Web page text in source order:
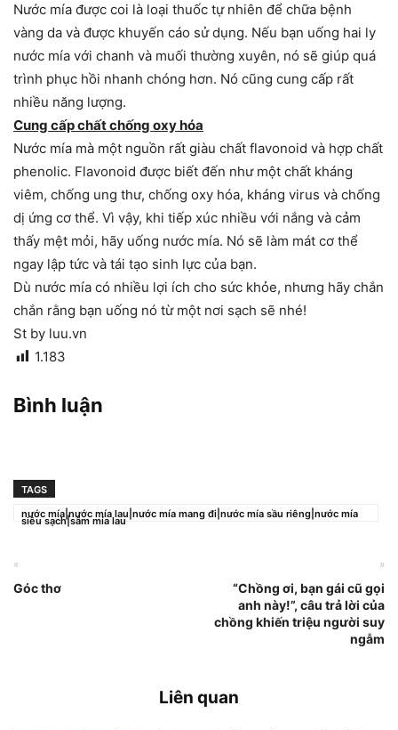
Nước mía được coi là loại thuốc tự nhiên để chữa bệnh
vàng da và được khuyến cáo sử dụng. Nếu bạn uống hai ly
nước mía với chanh và muối thường xuyên, nó sẽ giúp quá
trình phục hồi nhanh chóng hơn. Nó cũng cung cấp rất
nhiều năng lượng.
Cung cấp chất chống oxy hóa
Nước mía mà một nguồn rất giàu chất flavonoid và hợp chất
phenolic. Flavonoid được biết đến như một chất kháng
viêm, chống ung thư, chống oxy hóa, kháng virus và chống
dị ứng cơ thể. Vì vậy, khi tiếp xúc nhiều với nắng và cảm
thấy mệt mỏi, hãy uống nước mía. Nó sẽ làm mát cơ thể
ngay lập tức và tái tạo sinh lực của bạn.
Dù nước mía có nhiều lợi ích cho sức khỏe, nhưng hãy chắn
chắn rằng bạn uống nó từ một nơi sạch sẽ nhé!
St by luu.vn
1.183
Bình luận
TAGS
nước mía|nước mía lau|nước mía mang đi|nước mía sầu riêng|nước mía
siêu sạch|sâm mía lau
«
Góc thơ
»
“Chồng ơi, bạn gái cũ gọi
anh này!”, câu trả lời của
chồng khiến triệu người suy
ngẫm
Liên quan